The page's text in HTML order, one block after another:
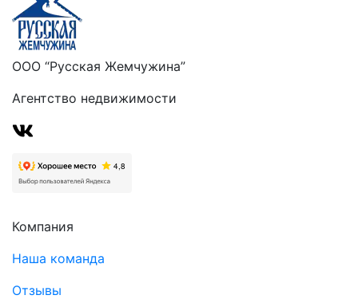
ООО “Русская Жемчужина”
Агентство недвижимости
Компания
Наша команда
Отзывы